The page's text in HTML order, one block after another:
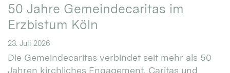
50 Jahre Gemeindecaritas im
Erzbistum Köln
23. Juli 2026
Die Gemeindecaritas verbindet seit mehr als 50
Jahren kirchliches Engagement, Caritas und